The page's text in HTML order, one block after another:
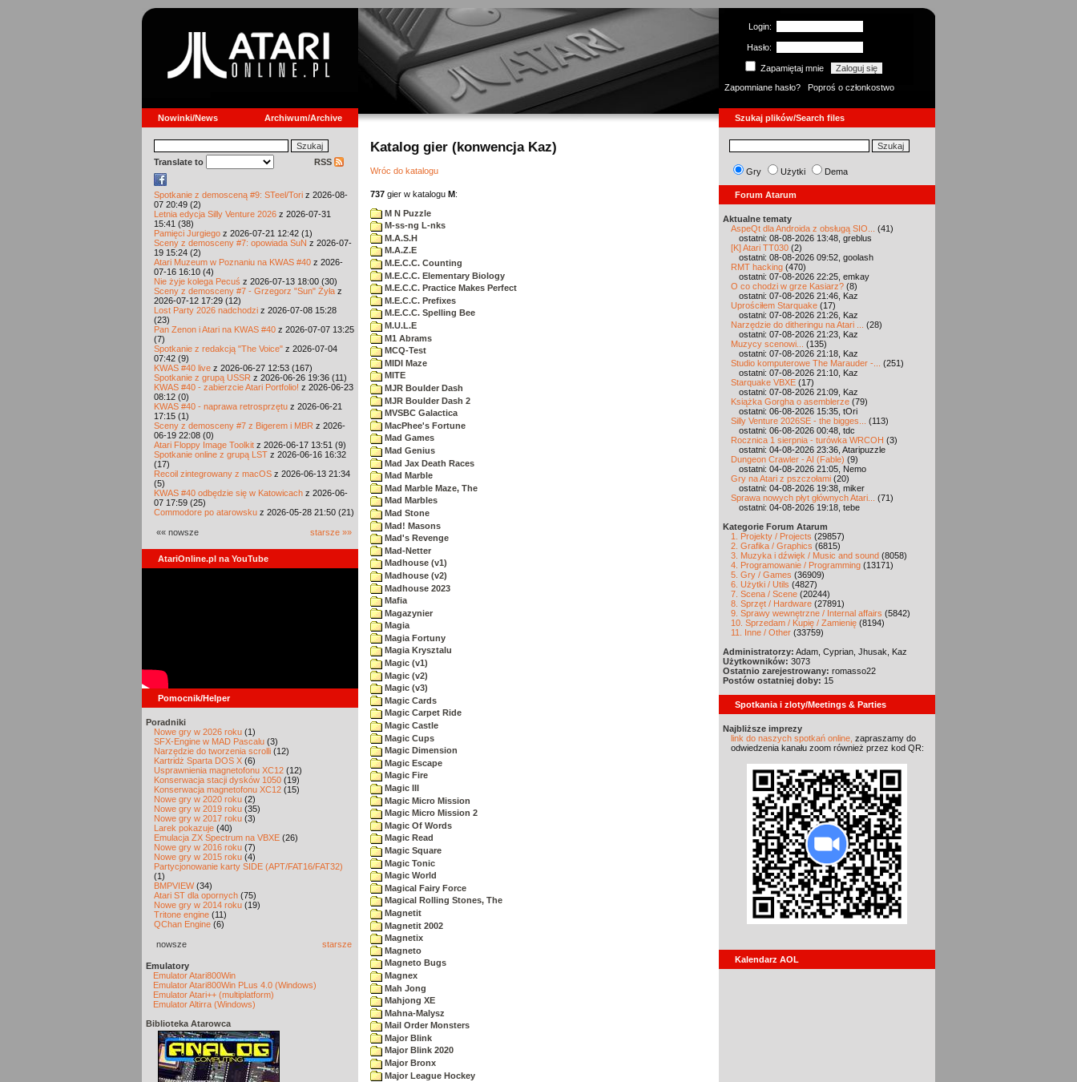
Login:
Hasło:
Zapamiętaj mnie
Zapomniane hasło?
Poproś o członkostwo
Nowinki/News Archiwum/Archive Szukaj plików/Search files
Translate to RSS
Spotkanie z demosceną #9: STeel/Tori z 2026-08-
07 20:49 (2)
Letnia edycja Silly Venture 2026 z 2026-07-31
15:41 (38)
Pamięci Jurgiego z 2026-07-21 12:42 (1)
Sceny z demosceny #7: opowiada SuN z 2026-07-
19 15:24 (2)
Atari Muzeum w Poznaniu na KWAS #40 z 2026-
07-16 16:10 (4)
Nie żyje kolega Pecuś z 2026-07-13 18:00 (30)
Sceny z demosceny #7 - Grzegorz "Sun" Żyła z
2026-07-12 17:29 (12)
Lost Party 2026 nadchodzi z 2026-07-08 15:28
(23)
Pan Zenon i Atari na KWAS #40 z 2026-07-07 13:25
(7)
Spotkanie z redakcją "The Voice" z 2026-07-04
07:42 (9)
KWAS #40 live z 2026-06-27 12:53 (167)
Spotkanie z grupą USSR z 2026-06-26 19:36 (11)
KWAS #40 - zabierzcie Atari Portfolio! z 2026-06-23
08:12 (0)
KWAS #40 - naprawa retrosprzętu z 2026-06-21
17:15 (1)
Sceny z demosceny #7 z Bigerem i MBR z 2026-
06-19 22:08 (0)
Atari Floppy Image Toolkit z 2026-06-17 13:51 (9)
Spotkanie online z grupą LST z 2026-06-16 16:32
(17)
Recoil zintegrowany z macOS z 2026-06-13 21:34
(5)
KWAS #40 odbędzie się w Katowicach z 2026-06-
07 17:59 (25)
Commodore po atarowsku z 2026-05-28 21:50 (21)
«« nowsze starsze »»
AtariOnline.pl na YouTube
Pomocnik/Helper
Poradniki
Nowe gry w 2026 roku (1)
SFX-Engine w MAD Pascalu (3)
Narzędzie do tworzenia scrolli (12)
Kartridż Sparta DOS X (6)
Usprawnienia magnetofonu XC12 (12)
Konserwacja stacji dysków 1050 (19)
Konserwacja magnetofonu XC12 (15)
Nowe gry w 2020 roku (2)
Nowe gry w 2019 roku (35)
Nowe gry w 2017 roku (3)
Larek pokazuje (40)
Emulacja ZX Spectrum na VBXE (26)
Nowe gry w 2016 roku (7)
Nowe gry w 2015 roku (4)
Partycjonowanie karty SIDE (APT/FAT16/FAT32)
(1)
BMPVIEW(34)
Atari ST dla opornych (75)
Nowe gry w 2014 roku (19)
Tritone engine (11)
QChan Engine (6)
nowsze starsze
Emulatory
Emulator Atari800Win
Emulator Atari800Win PLus 4.0 (Windows)
Emulator Atari++ (multiplatform)
Emulator Altirra (Windows)
Biblioteka Atarowca
Katalog gier (konwencja Kaz)
Wróc do katalogu
737 gier w katalogu M:
M N Puzzle
M-ss-ng L-nks
M.A.S.H
M.A.Z.E
M.E.C.C. Counting
M.E.C.C. Elementary Biology
M.E.C.C. Practice Makes Perfect
M.E.C.C. Prefixes
M.E.C.C. Spelling Bee
M.U.L.E
M1 Abrams
MCQ-Test
MIDI Maze
MITE
MJR Boulder Dash
MJR Boulder Dash 2
MVSBC Galactica
MacPhee's Fortune
Mad Games
Mad Genius
Mad Jax Death Races
Mad Marble
Mad Marble Maze, The
Mad Marbles
Mad Stone
Mad! Masons
Mad's Revenge
Mad-Netter
Madhouse (v1)
Madhouse (v2)
Madhouse 2023
Mafia
Magazynier
Magia
Magia Fortuny
Magia Krysztalu
Magic (v1)
Magic (v2)
Magic (v3)
Magic Cards
Magic Carpet Ride
Magic Castle
Magic Cups
Magic Dimension
Magic Escape
Magic Fire
Magic III
Magic Micro Mission
Magic Micro Mission 2
Magic Of Words
Magic Read
Magic Square
Magic Tonic
Magic World
Magical Fairy Force
Magical Rolling Stones, The
Magnetit
Magnetit 2002
Magnetix
Magneto
Magneto Bugs
Magnex
Mah Jong
Mahjong XE
Mahna-Malysz
Mail Order Monsters
Major Blink
Major Blink 2020
Major Bronx
Major League Hockey
Gry Użytki Dema
Forum Atarum
Aktualne tematy
AspeQt dla Androida z obsługą SIO...
(41)
ostatni: 08-08-2026 13:48, greblus
[K] Atari TT030 (2)
ostatni: 08-08-2026 09:52, goolash
RMT hacking (470)
ostatni: 07-08-2026 22:25, emkay
O co chodzi w grze Kasiarz? (8)
ostatni: 07-08-2026 21:46, Kaz
Uprościłem Starquake (17)
ostatni: 07-08-2026 21:26, Kaz
Narzędzie do ditheringu na Atari ...
(28)
ostatni: 07-08-2026 21:23, Kaz
Muzycy scenowi...
(135)
ostatni: 07-08-2026 21:18, Kaz
Studio komputerowe The Marauder -...
(251)
ostatni: 07-08-2026 21:10, Kaz
Starquake VBXE (17)
ostatni: 07-08-2026 21:09, Kaz
Książka Gorgha o asemblerze (79)
ostatni: 06-08-2026 15:35, tOri
Silly Venture 2026SE - the bigges...
(113)
ostatni: 06-08-2026 00:48, tdc
Rocznica 1 sierpnia - turówka WRCOH (3)
ostatni: 04-08-2026 23:36, Ataripuzzle
Dungeon Crawler - AI (Fable) (9)
ostatni: 04-08-2026 21:05, Nemo
Gry na Atari z pszczołami (20)
ostatni: 04-08-2026 19:38, miker
Sprawa nowych płyt głównych Atari...
(71)
ostatni: 04-08-2026 19:18, tebe
Kategorie Forum Atarum
1. Projekty / Projects (29857)
2. Grafika / Graphics (6815)
3. Muzyka i dźwięk / Music and sound (8058)
4. Programowanie / Programming (13171)
5. Gry / Games (36909)
6. Użytki / Utils (4827)
7. Scena / Scene (20244)
8. Sprzęt / Hardware (27891)
9. Sprawy wewnętrzne / Internal affairs (5842)
10. Sprzedam / Kupię / Zamienię (8194)
11. Inne / Other (33759)
Administratorzy: Adam, Cyprian, Jhusak, Kaz
Użytkowników: 3073
Ostatnio zarejestrowany: romasso22
Postów ostatniej doby: 15
Spotkania i zloty/Meetings & Parties
Najbliższe imprezy
link do naszych spotkań online, zapraszamy do
odwiedzenia kanału zoom również przez kod QR:
Kalendarz AOL